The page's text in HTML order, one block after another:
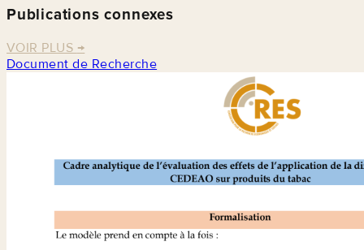
Publications connexes
VOIR PLUS →
Document de Recherche